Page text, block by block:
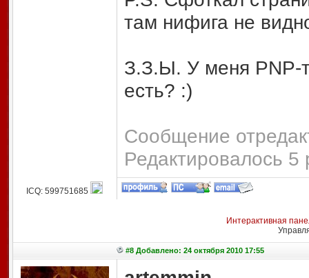
там нифига не
З.З.Ы. У меня PNP-
есть? :)
Сообщение
Редактировалось 5
ICQ: 599751685
Интерактивная
#8 Добавлено: 24 октября 2010 17:55